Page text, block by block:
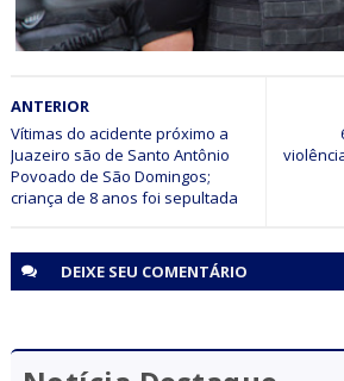
Acusado de estupro de vulnerável
anos em Itiúba (BA) é preso em São
ANTERIOR
Vítimas do acidente próximo a
Juazeiro são de Santo Antônio
Povoado de São Domingos;
criança de 8 anos foi sepultada
DEIXE SEU COMENTÁRIO